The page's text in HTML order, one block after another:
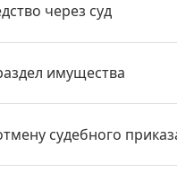
через суд
имущества
судебного